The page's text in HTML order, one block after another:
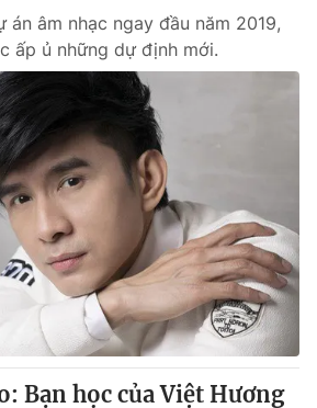
án âm nhạc ngay đầu năm 2019,
ấp ủ những dự định mới.
Bạn học của Việt Hương